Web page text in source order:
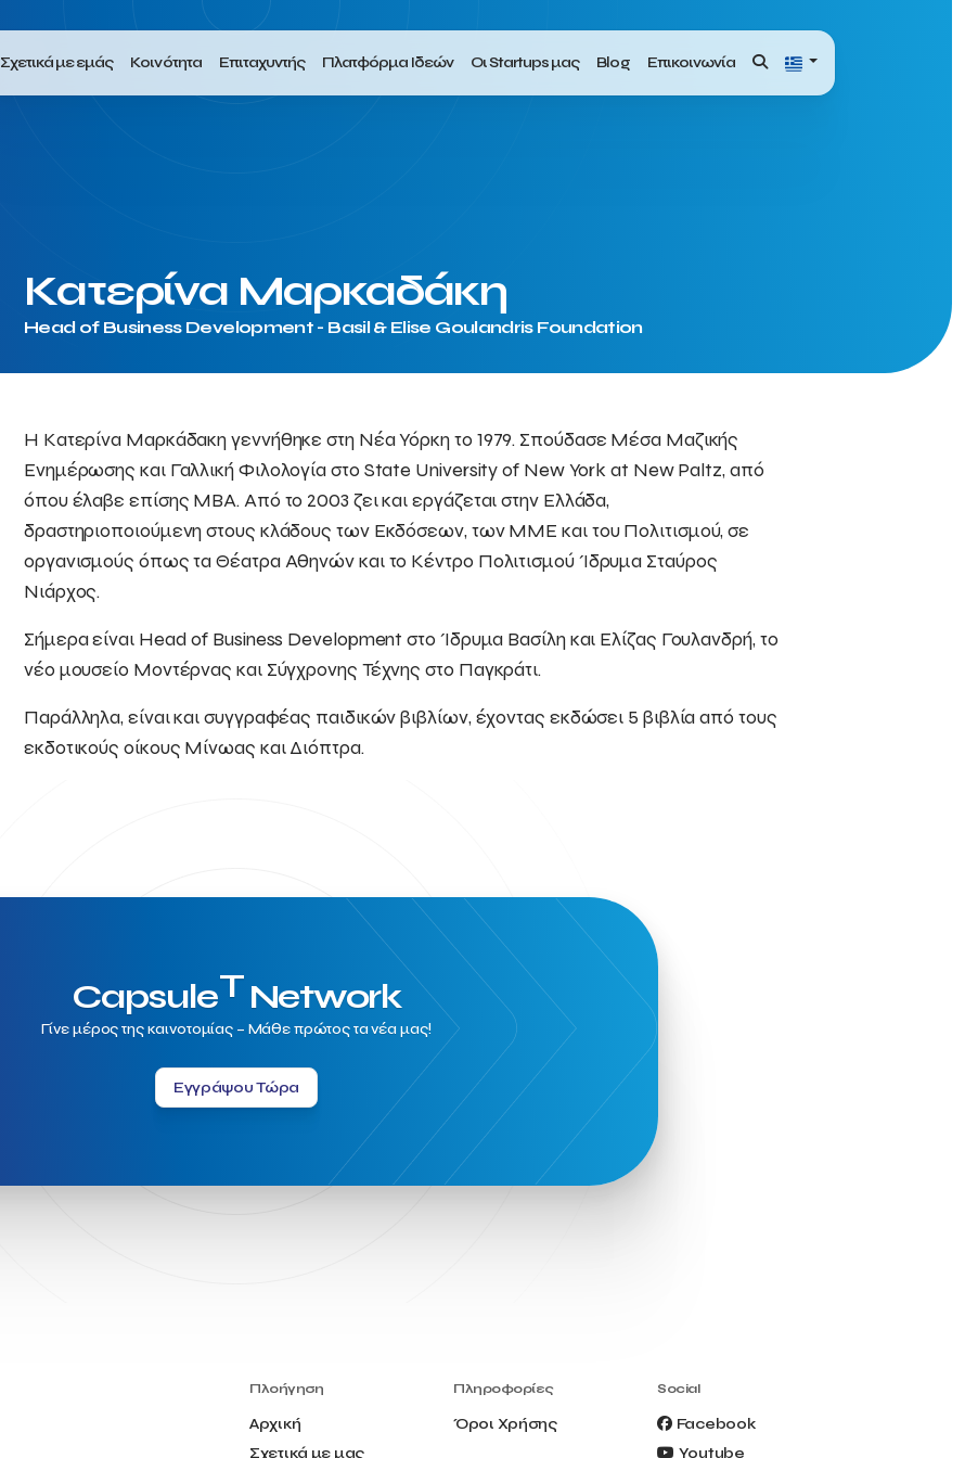
Σχετικά με εμάς Κοινότητα Επιταχυντής Πλατφόρμα Ιδεών Οι Startups μας Blog Επικοινωνία
Κατερίνα Μαρκαδάκη
Head of Business Development - Basil & Elise Goulandris Foundation
Η Κατερίνα Μαρκάδακη γεννήθηκε στη Νέα Υόρκη το 1979. Σπούδασε Μέσα Μαζικής
Ενημέρωσης και Γαλλική Φιλολογία στο State University of New York at New Paltz, από
όπου έλαβε επίσης MBA. Από το 2003 ζει και εργάζεται στην Ελλάδα,
δραστηριοποιούμενη στους κλάδους των Εκδόσεων, των ΜΜΕ και του Πολιτισμού, σε
οργανισμούς όπως τα Θέατρα Αθηνών και το Κέντρο Πολιτισμού Ίδρυμα Σταύρος
Νιάρχος.
Σήμερα είναι Head of Business Development στο Ίδρυμα Βασίλη και Ελίζας Γουλανδρή, το
νέο μουσείο Μοντέρνας και Σύγχρονης Τέχνης στο Παγκράτι.
Παράλληλα, είναι και συγγραφέας παιδικών βιβλίων, έχοντας εκδώσει 5 βιβλία από τους
εκδοτικούς οίκους Μίνωας και Διόπτρα.
CapsuleTNetwork
Γίνε μέρος της καινοτομίας – Μάθε πρώτος τα νέα μας!
Εγγράψου Τώρα
Πλοήγηση
Αρχική
Σχετικά με μας
Πληροφορίες
Όροι Χρήσης
Social
Facebook
Youtube